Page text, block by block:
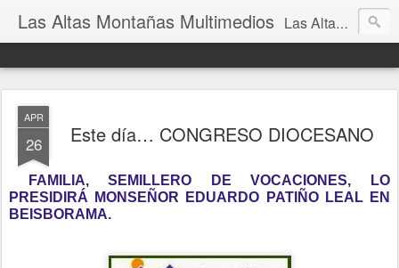
Las Altas Montañas Multimedios Las Altas Montañas Multimedios
APR
26 Este día… CONGRESO DIOCESANO
FAMILIA, SEMILLERO DE VOCACIONES, LO
PRESIDIRÁ MONSEÑOR EDUARDO PATIÑO LEAL EN
BEISBORAMA.